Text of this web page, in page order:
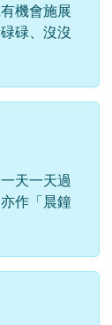
機會施展
碌、沒沒
天一天過
作「晨鐘